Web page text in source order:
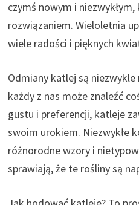
czymś nowym i
rozwiązaniem. Wieloletnia
wiele radości i pięknych
Odmiany katlej są
każdy z nas może znaleźć
gustu i preferencji, katleje
swoim urokiem. Niezwykłe
różnorodne wzory i
sprawiają, że te rośliny są